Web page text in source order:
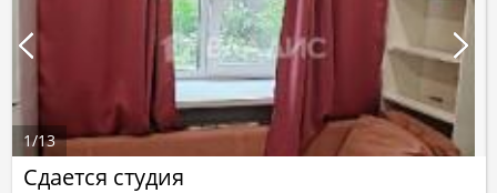
Сдается студия
1/13